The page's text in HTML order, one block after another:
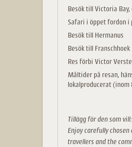
Besök till Victoria
Safari i öppet fordon i
Besök till Hermanus
Besök till Franschhoek
Res förbi Victor
Måltider på resan,
lokalproducerat (inom
Tillägg för den som vill:
Enjoy carefully
travellers and the